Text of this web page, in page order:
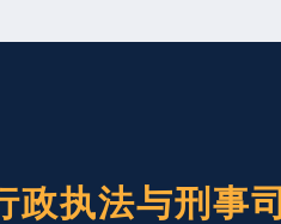
执法与刑事